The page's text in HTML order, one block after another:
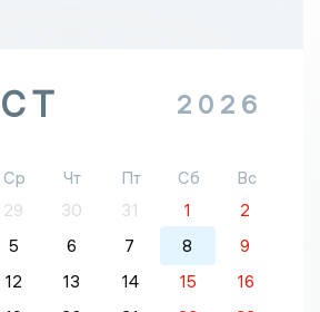
2026
Ср Чт Пт Сб
Вс
29 30 31 1
2
5 6 7 8
9
12 13 14 15
16